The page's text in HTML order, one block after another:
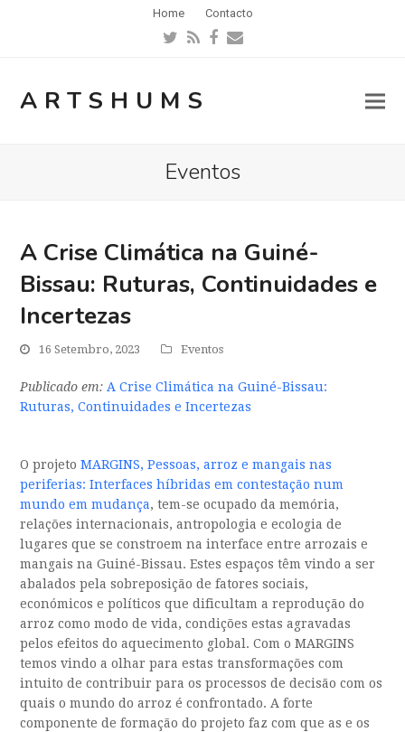
Home Contacto
Twitter
RSSFacebook
Email
ARTSHUMS
Eventos
A Crise Climática na Guiné-
Bissau: Ruturas, Continuidades e
Incertezas
16 Setembro, 2023 Eventos
Publicado em: A Crise Climática na Guiné-Bissau:
Ruturas, Continuidades e Incertezas
O projetoMARGINS, Pessoas, arroz e mangais nas
periferias: Interfaces híbridas em contestação num
mundo em mudança, tem-se ocupado da memória,
relações internacionais, antropologia e ecologia de
lugares que se constroem na interface entre arrozais e
mangais na Guiné-Bissau. Estes espaços têm vindo a ser
abalados pela sobreposição de fatores sociais,
económicos e políticos que dificultam a reprodução do
arroz como modo de vida, condições estas agravadas
pelos efeitos do aquecimento global. Com o MARGINS
temos vindo a olhar para estas transformações com
intuito de contribuir para os processos de decisão com os
quais o mundo do arroz é confrontado. A forte
componente de formação do projeto faz com que as e os